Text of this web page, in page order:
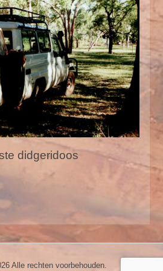
didgeridoos
Alle rechten voorbehouden.